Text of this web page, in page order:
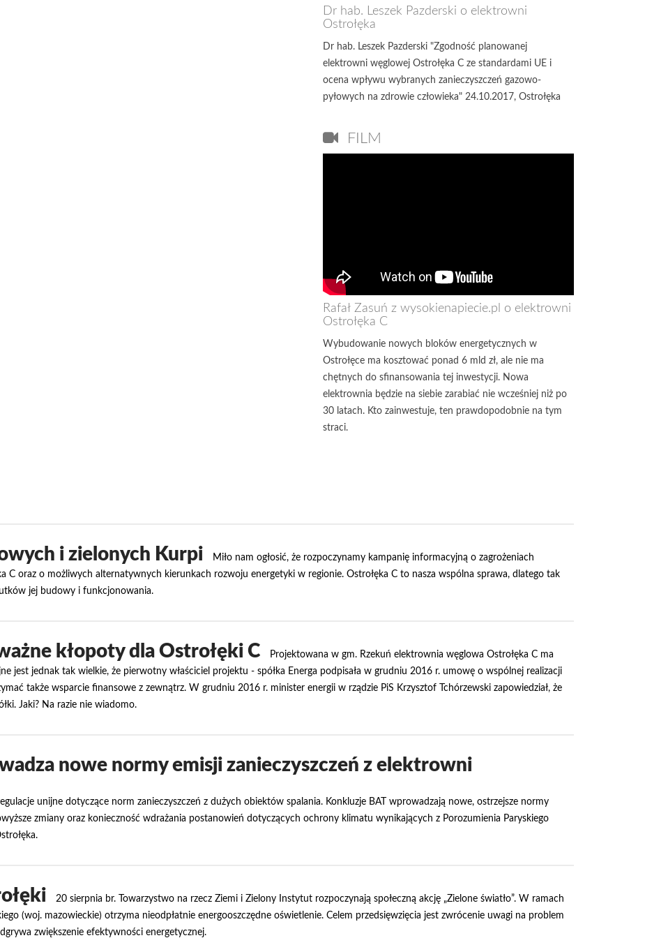
Dr hab. Leszek Pazderski o elektrowni
Ostrołęka
Dr hab. Leszek Pazderski "Zgodność planowanej
elektrowni węglowej Ostrołęka C ze standardami UE i
ocena wpływu wybranych zanieczyszczeń gazowo-
pyłowych na zdrowie człowieka" 24.10.2017, Ostrołęka
FILM
Rafał Zasuń z wysokienapiecie.pl o elektrowni
Ostrołęka C
Wybudowanie nowych bloków energetycznych w
Ostrołęce ma kosztować ponad 6 mld zł, ale nie ma
chętnych do sfinansowania tej inwestycji. Nowa
elektrownia będzie na siebie zarabiać nie wcześniej niż po
30 latach. Kto zainwestuje, ten prawdopodobnie na tym
straci.
i zielonych Kurpi
Miło nam ogłosić, że rozpoczynamy kampanię informacyjną o zagrożeniach
C oraz o możliwych alternatywnych kierunkach rozwoju energetyki w regionie. Ostrołęka C to nasza wspólna sprawa, dlatego tak
jej budowy i funkcjonowania.
kłopoty dla Ostrołęki C
Projektowana w gm. Rzekuń elektrownia węglowa Ostrołęka C ma
jest jednak tak wielkie, że pierwotny właściciel projektu - spółka Energa podpisała w grudniu 2016 r. umowę o wspólnej realizacji
także wsparcie finansowe z zewnątrz. W grudniu 2016 r. minister energii w rządzie PiS Krzysztof Tchórzewski zapowiedział, że
Jaki? Na razie nie wiadomo.
nowe normy emisji zanieczyszczeń z elektrowni
unijne dotyczące norm zanieczyszczeń z dużych obiektów spalania. Konkluzje BAT wprowadzają nowe, ostrzejsze normy
zmiany oraz konieczność wdrażania postanowień dotyczących ochrony klimatu wynikających z Porozumienia Paryskiego
20 sierpnia br. Towarzystwo na rzecz Ziemi i Zielony Instytut rozpoczynają społeczną akcję „Zielone światło”. W ramach
(woj. mazowieckie) otrzyma nieodpłatnie energooszczędne oświetlenie. Celem przedsięwzięcia jest zwrócenie uwagi na problem
zwiększenie efektywności energetycznej.